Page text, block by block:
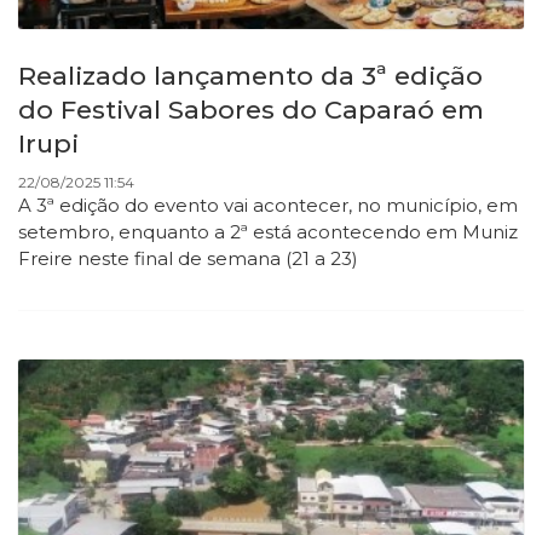
Realizado lançamento da 3ª edição
do Festival Sabores do Caparaó em
Irupi
22/08/2025 11:54
A 3ª edição do evento vai acontecer, no município, em
setembro, enquanto a 2ª está acontecendo em Muniz
Freire neste final de semana (21 a 23)